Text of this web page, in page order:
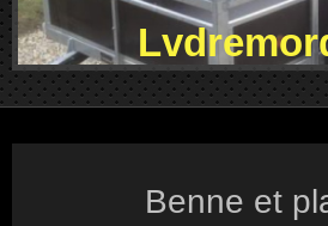
Benne et